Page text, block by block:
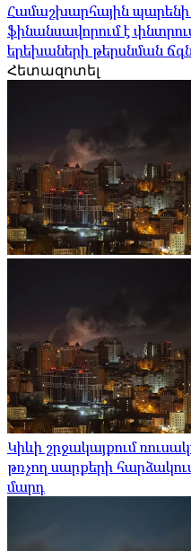
Համաշխարհային
ֆինանսավորում է
երեխաների թերսնման
Հետազոտել
Կիևի շրջակայքում
թռչող սարքերի
մարդ